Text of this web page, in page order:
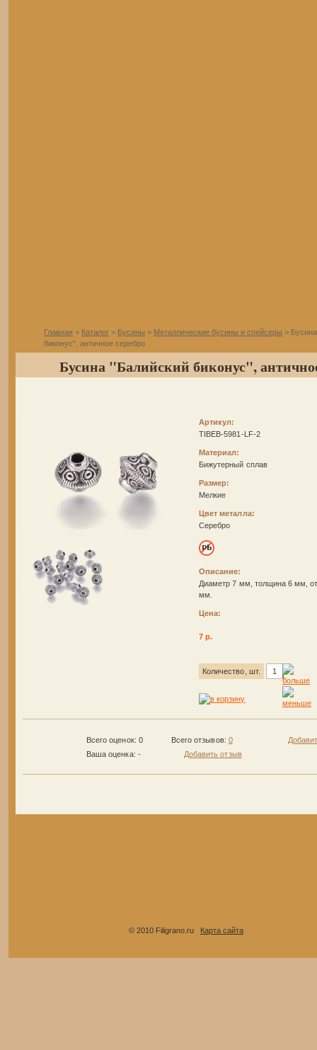
Главная > Каталог > Бусины > Металлические бусины и спейсеры >
биконус", античное серебро
Бусина "Балийский биконус",
Артикул:
TIBEB-5981-LF-2
Материал:
Бижутерный сплав
Размер:
Мелкие
Цвет металла:
Серебро
Описание:
Диаметр 7 мм, толщина 6 мм,
мм.
Цена:
7 р.
Количество, шт.
Всего оценок: 0
Ваша оценка: -
Всего отзывов: 0
Добавить отзыв
© 2010 Filigrano.ru Карта сайта